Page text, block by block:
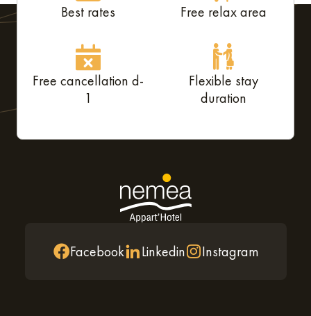
Best rates Free relax area
Free cancellation d-
1
Flexible stay
duration
Facebook Linkedin Instagram